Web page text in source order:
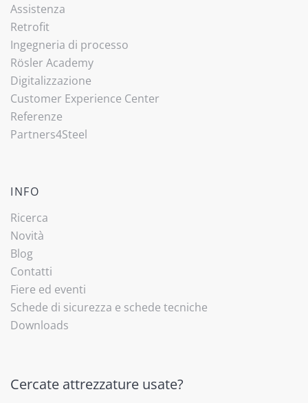
Assistenza
Retrofit
Ingegneria di processo
Rösler Academy
Digitalizzazione
Customer Experience Center
Referenze
Partners4Steel
INFO
Ricerca
Novità
Blog
Contatti
Fiere ed eventi
Schede di sicurezza e schede tecniche
Downloads
Cercate attrezzature usate?